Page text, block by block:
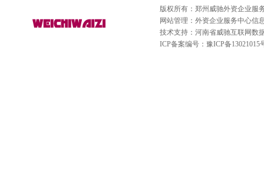
版权所有：郑州威驰外资企业服
网站管理：外资企业服务中心信
技术支持：河南省威驰互联网数
ICP备案编号： 豫ICP备13021015